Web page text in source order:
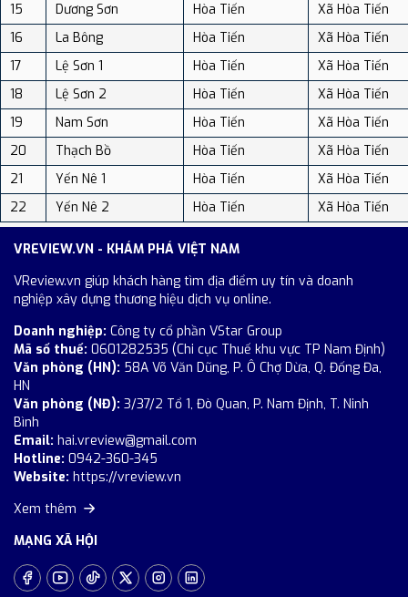
15
Dương Sơn Hòa Tiến
Xã Hòa Tiến
16
La Bông Hòa Tiến
Xã Hòa Tiến
17
Lệ Sơn 1 Hòa Tiến
Xã Hòa Tiến
18
Lệ Sơn 2 Hòa Tiến
Xã Hòa Tiến
19
Nam Sơn Hòa Tiến
Xã Hòa Tiến
20
Thạch Bồ Hòa Tiến
Xã Hòa Tiến
21
Yến Nê 1 Hòa Tiến
Xã Hòa Tiến
22
Yến Nê 2 Hòa Tiến Xã Hòa Tiến
VREVIEW.VN - KHÁM PHÁ VIỆT NAM
VReview.vn giúp khách hàng tìm địa điểm uy tín và doanh
nghiệp xây dựng thương hiệu dịch vụ online.
Doanh nghiệp: Công ty cổ phần VStar Group
Mã số thuế: 0601282535 (Chi cục Thuế khu vực TP Nam Định)
Văn phòng (HN): 58A Võ Văn Dũng, P. Ô Chợ Dừa, Q. Đống Đa,
HN
Văn phòng (NĐ): 3/37/2 Tổ 1, Đò Quan, P. Nam Định, T. Ninh
Bình
Email: hai.vreview@gmail.com
Hotline: 0942-360-345
Website: https://vreview.vn
Xem thêm
MẠNG XÃ HỘI